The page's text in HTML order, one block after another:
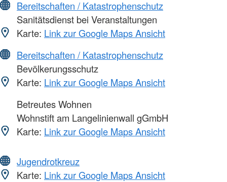
Bereitschaften / Katastrophenschutz
Sanitätsdienst bei Veranstaltungen
Karte: Link zur Google Maps Ansicht
Bereitschaften / Katastrophenschutz
Bevölkerungsschutz
Karte: Link zur Google Maps Ansicht
Betreutes Wohnen
Wohnstift am Langelinienwall gGmbH
Karte: Link zur Google Maps Ansicht
Jugendrotkreuz
Karte: Link zur Google Maps Ansicht